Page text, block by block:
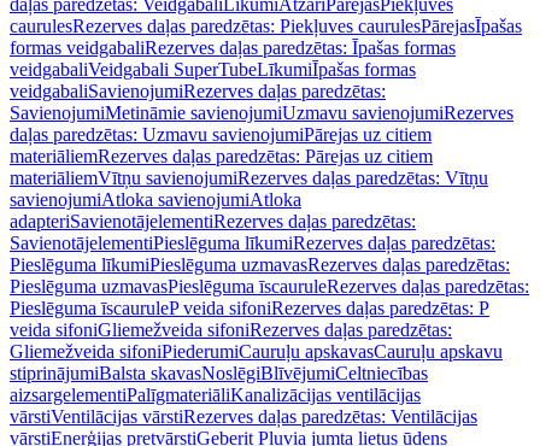
daļas paredzētas: Veidgabali LīkumiAtzari PārejasPiekļuves
caurulesRezerves daļas paredzētas: Piekļuves caurulesPārejasĪpašas
formas veidgabaliRezerves daļas paredzētas: Īpašas formas
veidgabaliVeidgabali SuperTubeLīkumiĪpašas formas
veidgabaliSavienojumiRezerves daļas paredzētas:
SavienojumiMetināmie savienojumiUzmavu savienojumiRezerves
daļas paredzētas: Uzmavu savienojumiPārejas uz citiem
materiāliemRezerves daļas paredzētas: Pārejas uz citiem
materiāliemVītņu savienojumiRezerves daļas paredzētas: Vītņu
savienojumiAtloka savienojumiAtloka
adapteriSavienotājelementiRezerves daļas paredzētas:
SavienotājelementiPieslēguma līkumiRezerves daļas paredzētas:
Pieslēguma līkumiPieslēguma uzmavasRezerves daļas paredzētas:
Pieslēguma uzmavasPieslēguma īscauruleRezerves daļas paredzētas:
Pieslēguma īscauruleP veida sifoniRezerves daļas paredzētas: P
veida sifoniGliemežveida sifoniRezerves daļas paredzētas:
Gliemežveida sifoniPiederumiCauruļu apskavasCauruļu apskavu
stiprinājumiBalsta skavasNoslēgiBlīvējumiCeltniecības
aizsargelementiPalīgmateriāliKanalizācijas ventilācijas
vārstiVentilācijas vārstiRezerves daļas paredzētas: Ventilācijas
vārstiEnerģijas pretvārstiGeberit Pluvia jumta lietus ūdens